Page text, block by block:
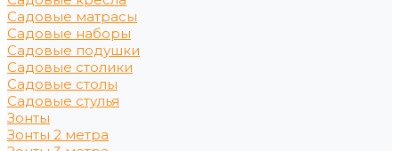
Садовые матрасы
Садовые наборы
Садовые подушки
Садовые столики
Садовые столы
Садовые стулья
Зонты
Зонты 2 метра